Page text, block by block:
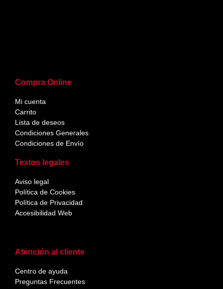
Atención al cliente
Centro de ayuda
Preguntas Frecuentes
Compra Online
Mi cuenta
Carrito
Lista de deseos
Condiciones Generales
Condiciones de Envío
Textos legales
Aviso legal
Política de Cookies
Política de Privacidad
Accesibilidad Web